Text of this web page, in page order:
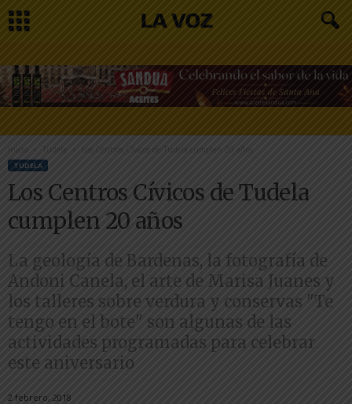
Inicio Tudela Los Centros Cívicos de Tudela cumplen 20 años
TUDELA
Los Centros Cívicos de Tudela
cumplen 20 años
La geología de Bardenas, la fotografía de
Andoni Canela, el arte de Marisa Juanes y
los talleres sobre verdura y conservas "Te
tengo en el bote" son algunas de las
actividades programadas para celebrar
este aniversario
2 febrero, 2018